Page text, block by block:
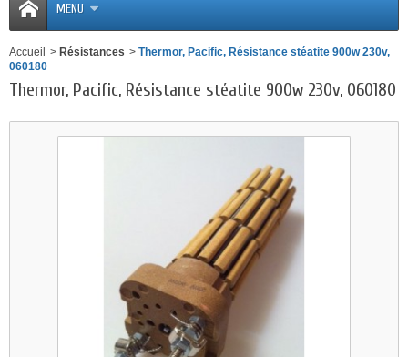
MENU
Accueil > Résistances > Thermor, Pacific, Résistance stéatite 900w 230v,
060180
Thermor, Pacific, Résistance stéatite 900w 230v, 060180